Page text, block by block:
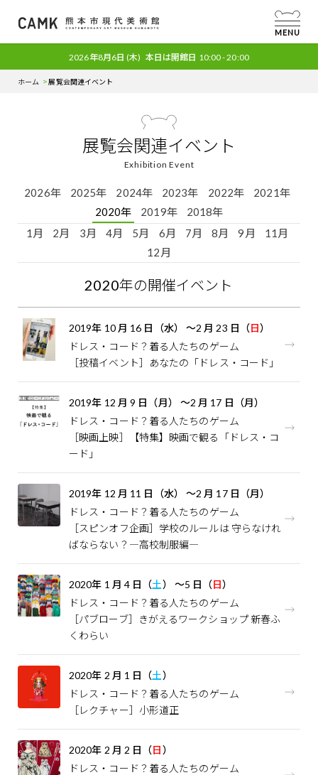
MENU
2026年8月6日 (木) 本日は開館日 10:00 - 20:00
ホーム 展覧会関連イベント
展覧会関連イベント
Exhibition Event
2026年 2025年 2024年 2023年 2022年
2021年
2020年
2019年
2018年
1月
2月 3月 4月 5月 6月 7月 8月 9月
11月
12月
2020年の開催イベント
2019年 10月 16 日（水） ～2 月 23 日（日）
ドレス・コード？――着る人たちのゲーム
［投稿イベント］あなたの「ドレス・コード」
2019年 12 月9 日（月） ～2 月 17 日（月）
ドレス・コード？――着る人たちのゲーム
［映画上映］【特集】映画で観る「ドレス・コ
ード」
2019年 12 月 11 日（水） ～2 月 17日（月）
ドレス・コード？――着る人たちのゲーム
［スピンオフ企画］学校のルールは 守らなけれ
ばならない？―高校制服編―
2020年 1 月4 日（土） ～5 日（日）
ドレス・コード？――着る人たちのゲーム
［パブローブ］きがえるワークショップ 新春ふ
くわらい
2020年 2 月 1 日（土）
ドレス・コード？――着る人たちのゲーム
［レクチャー］小形道正
2020年 2 月 2 日（日）
ドレス・コード？――着る人たちのゲーム